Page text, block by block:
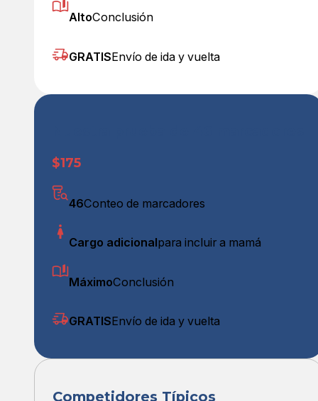
AltoConclusión
GRATISEnvío de ida y vuelta
$175
46Conteo de marcadores
Cargo adicionalpara incluir a mamá
MáximoConclusión
GRATISEnvío de ida y vuelta
Competidores Típicos